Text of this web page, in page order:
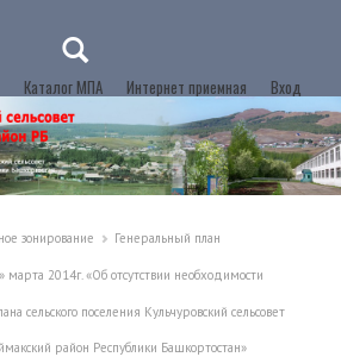
Каталог МПА Интернет приемная Вход
зонирование Генеральный план
2014г. «Об отсутствии необходимости
сельского поселения Кульчуровский сельсовет
район Республики Башкортостан»